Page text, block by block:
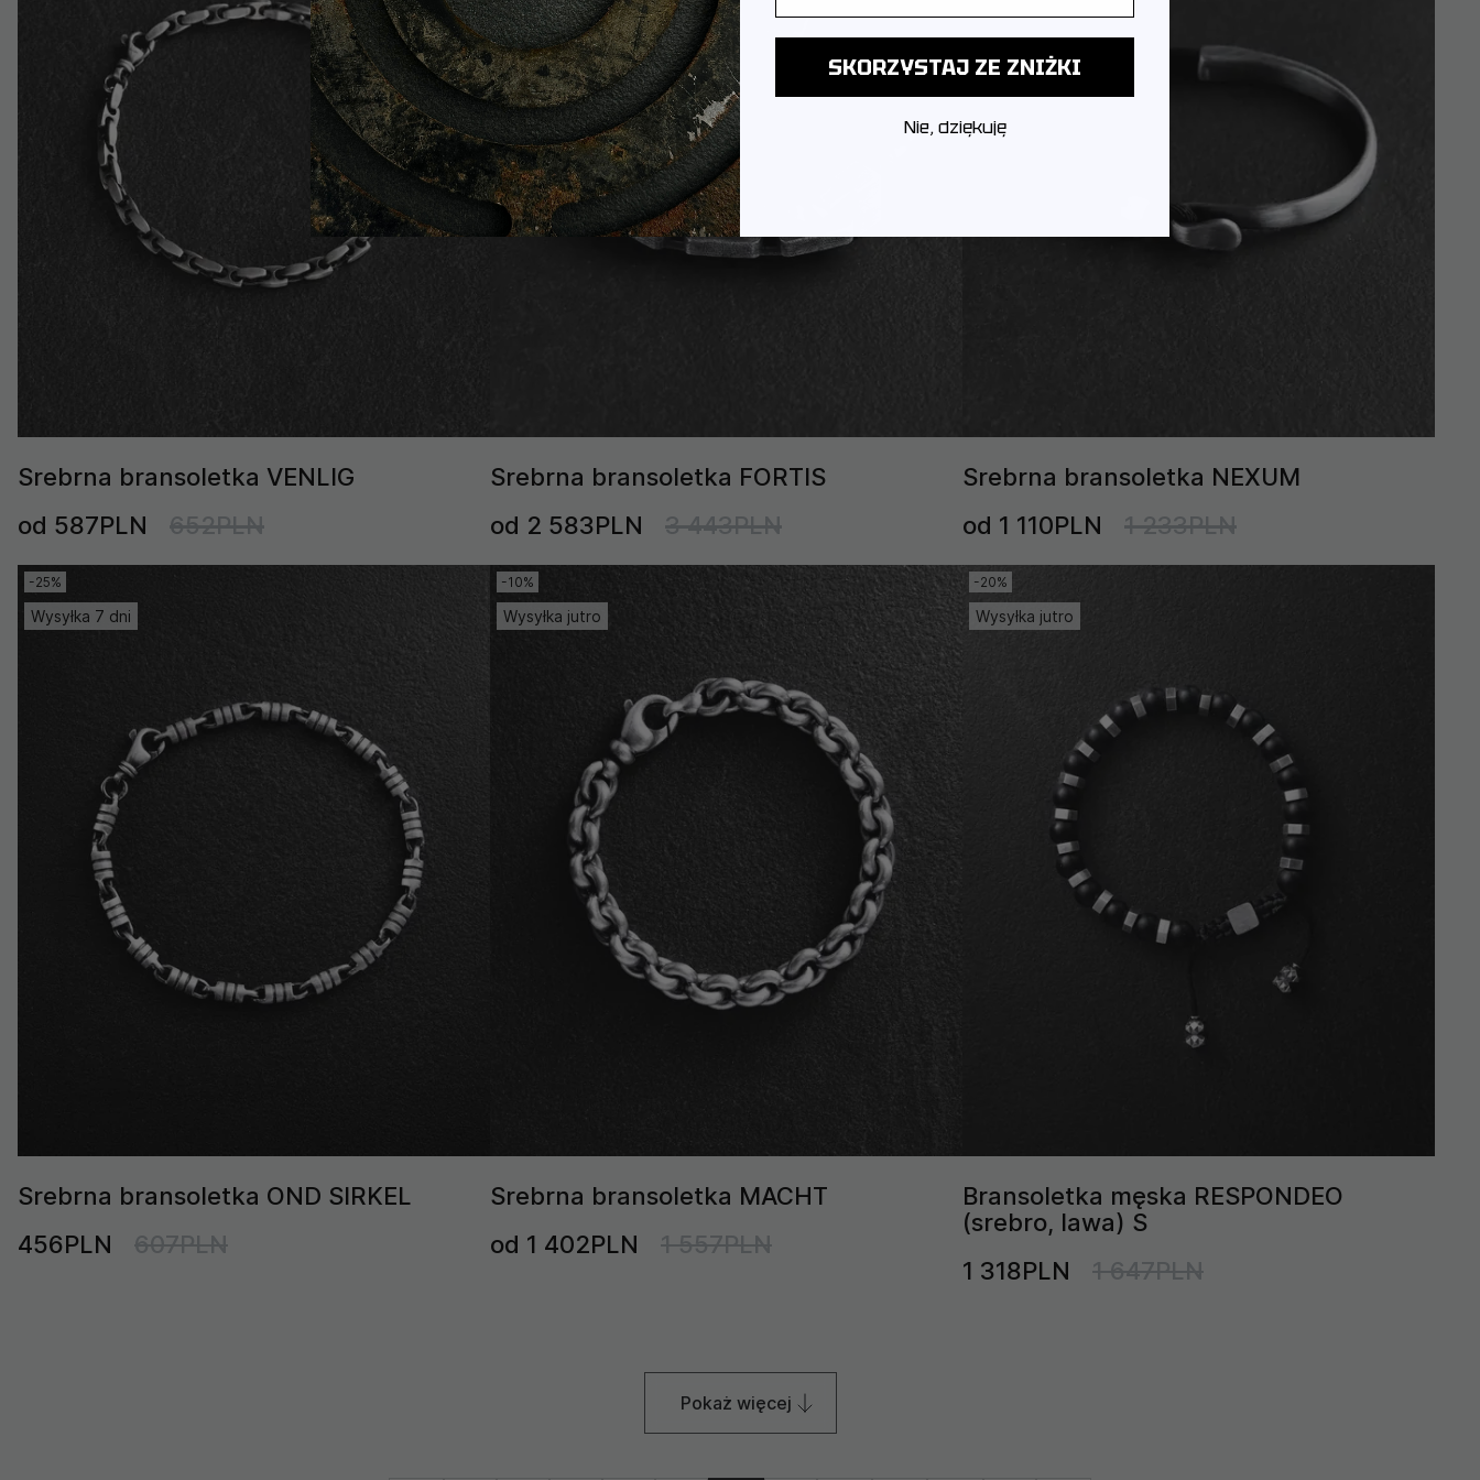
Srebrna bransoletka VENLIG
od 587PLN
652PLN
Srebrna bransoletka FORTIS
od 2 583PLN
3 443PLN
Srebrna bransoletka NEXUM
od 1 110PLN
1 233PLN
-25%
Wysyłka 7 dni
Srebrna bransoletka OND SIRKEL
456PLN
607PLN
-10%
Wysyłka jutro
Srebrna bransoletka MACHT
od 1 402PLN
1 557PLN
-20%
Wysyłka jutro
Bransoletka męska RESPONDEO
(srebro, lawa) S
1 318PLN
1 647PLN
Pokaż więcej
SKORZYSTAJ ZE ZNIŻKI
Nie, dziękuję